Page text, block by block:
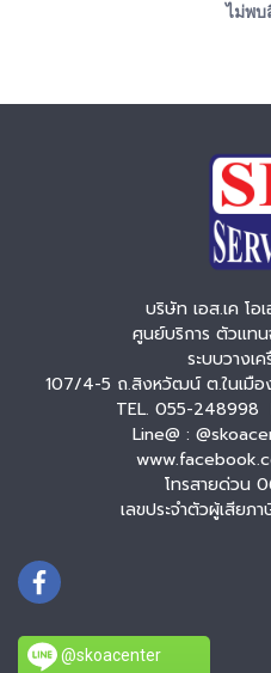
ไม่พบ
บริษัท เอส.เค โอ
ศูนย์บริการ ตัวแทน
ระบบวางเ
107/4-5 ถ.สิงหวัฒน์ ต.ในเมื
TEL. 055-248998
Line@ :
โทรสายด่วน
เลขประจำตัวผู้เสีย
@skoacenter